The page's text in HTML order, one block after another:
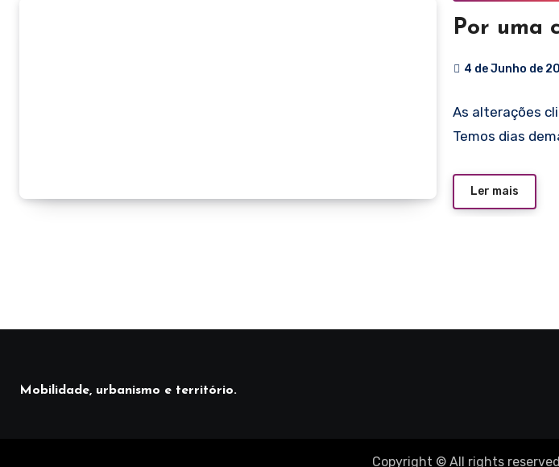
Por uma
4 de Junho de
As alterações
Temos dias
Ler mais
Mobilidade, urbanismo e território.
Copyright © All rights reserved